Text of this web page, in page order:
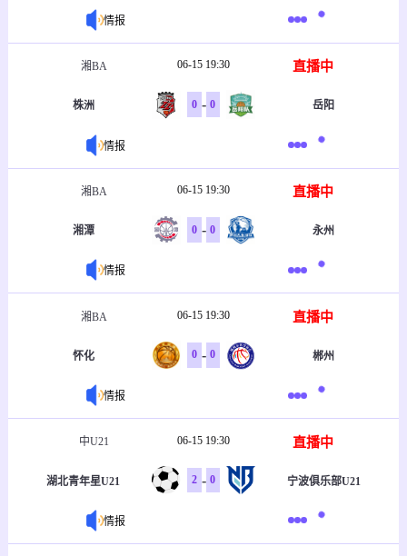
情报
湘BA 06-15 19:30 直播中
株洲 0 - 0 岳阳
情报
湘BA 06-15 19:30 直播中
湘潭 0 - 0 永州
情报
湘BA 06-15 19:30 直播中
怀化 0 - 0 郴州
情报
中U21 06-15 19:30 直播中
湖北青年星U21 2 - 0 宁波俱乐部U21
情报